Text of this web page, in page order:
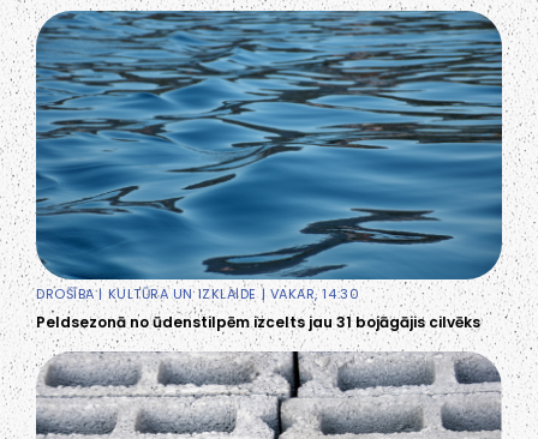
DROŠĪBA| KULTŪRA UN IZKLAIDE| VAKAR, 14:30
Peldsezonā no ūdenstilpēm izcelts jau 31 bojāgājis cilvēks